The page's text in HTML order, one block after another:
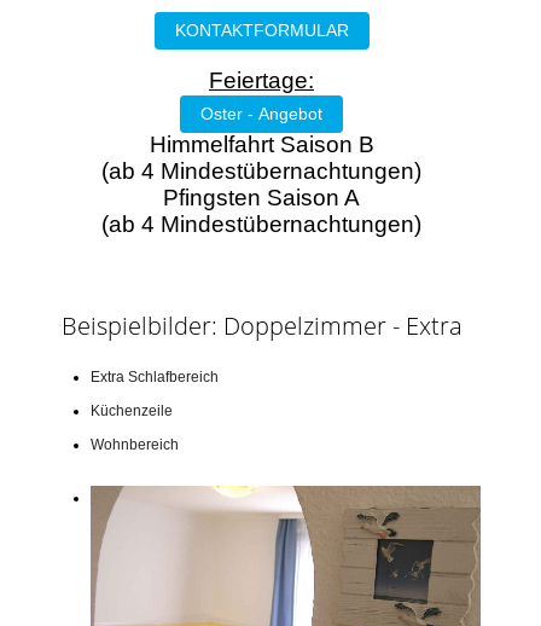
KONTAKTFORMULAR
Feiertage:
Oster - Angebot
Himmelfahrt Saison B
(ab 4 Mindestübernachtungen)
Pfingsten Saison A
(ab 4 Mindestübernachtungen)
Beispielbilder: Doppelzimmer - Extra
Extra Schlafbereich
Küchenzeile
Wohnbereich